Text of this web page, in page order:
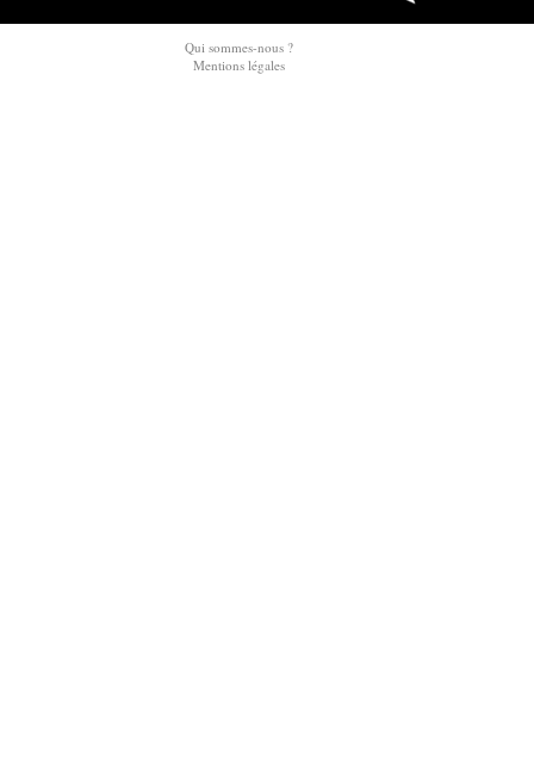
Qui sommes-nous ?
Mentions légales